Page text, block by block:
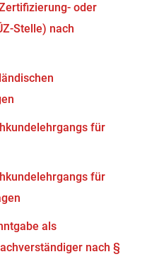
oder
Stelle) nach
für
für
als
nach §